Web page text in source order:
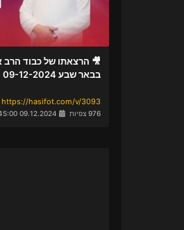
🎥 הרצאתו של כבוד הרב
בבאר שבע 09-12-2024
https://hasifot.com/v/3093
976 צפיות